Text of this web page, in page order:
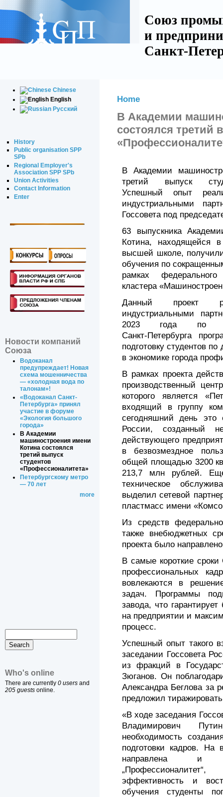
Союз
и
Санкт-
Chinese
English
Русский
History
Public organisation SPP
SPb
Regional Employer's
Association SPP SPb
Union Activities
Contact Information
Enter
Новости компаний
Союза
Водоканал
предупреждает! Новая
схема мошенничества
— «холодная вода по
талонам»!
«Водоканал Санкт-
Петербурга» принял
участие в форуме
«Экология большого
города»
В Академии
машиностроения имени
Котина состоялся
третий выпуск
студентов
«Профессионалитета»
Петербургскому метро
— 70 лет
more
Who's online
There are currently 0 users and
205 guests online.
Home
В Академии
состоялся третий
В Академии
третий выпуск
Успешный опыт
индустриальными
Госсовета под
63 выпускника
Котина, находящейся
высшей школе,
обучения по
рамках
кластера
Данный проект
индустриальными
2023 года по
Санкт‑Петербурга
подготовку студентов
в экономике города
В рамках проекта
производственный
которого является
входящий в группу
сегодняшний день это
России, созданный
действующего
в безвозмездное
общей площадью 3200
213,7 млн рублей.
техническое
выделил сетевой
пластмасс имени
Из средств
также внебюджетных
проекта было
В самые короткие
профессиональных
вовлекаются в
задач. Программы
завода, что
на предприятии и
процесс.
Успешный опыт такого
заседании Госсовета
из фракций в
Зюганов. Он
Александра Беглова за
предложил
«В ходе заседания
Владимирович
необходимость
подготовки кадров. На
направлена и
эффективность и
обучения студенты